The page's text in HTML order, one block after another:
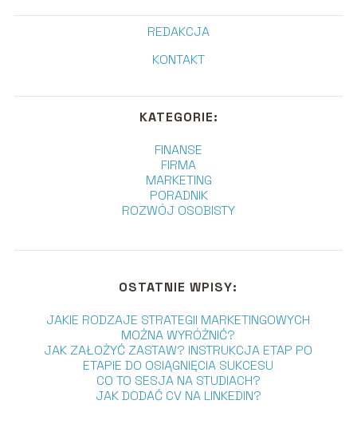
REDAKCJA
KONTAKT
KATEGORIE:
FINANSE
FIRMA
MARKETING
PORADNIK
ROZWÓJ OSOBISTY
OSTATNIE WPISY:
JAKIE RODZAJE STRATEGII MARKETINGOWYCH
MOŻNA WYRÓŻNIĆ?
JAK ZAŁOŻYĆ ZASTAW? INSTRUKCJA ETAP PO
ETAPIE DO OSIĄGNIĘCIA SUKCESU
CO TO SESJA NA STUDIACH?
JAK DODAĆ CV NA LINKEDIN?